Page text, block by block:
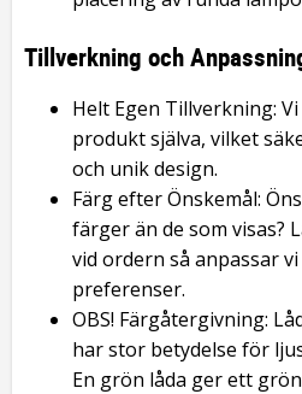
Tillverkning och
Helt Egen Tillverkning:
produkt själva, vilket
och unik design.
Färg efter Önskemål:
färger än de som visas?
vid ordern så anpassar
preferenser.
OBS! Färgåtergivning:
har stor betydelse för
En grön låda ger ett